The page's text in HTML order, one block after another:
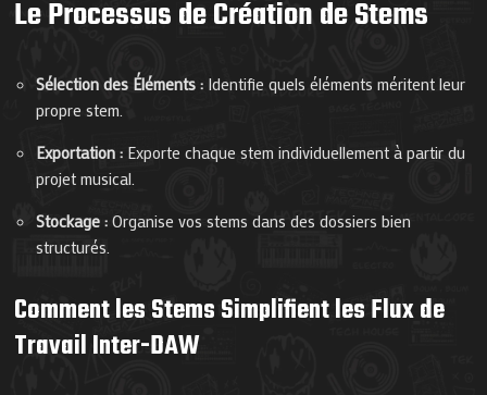
Le Processus de Création de Stems
Sélection des Éléments : Identifie quels éléments méritent leur
propre stem.
Exportation : Exporte chaque stem individuellement à partir du
projet musical.
Stockage : Organise vos stems dans des dossiers bien
structurés.
Comment les Stems Simplifient les Flux de
Travail Inter-DAW